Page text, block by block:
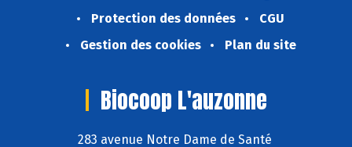
Protection des données
CGU
Gestion des cookies
Plan du site
Biocoop L'auzonne
283 avenue Notre Dame de Santé